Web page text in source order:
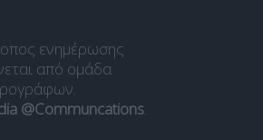
ενημέρωσης
από ομάδα
@Communcations.